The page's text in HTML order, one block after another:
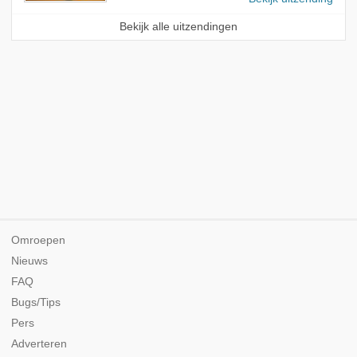
Bekijk alle uitzendingen
Omroepen
Nieuws
FAQ
Bugs/Tips
Pers
Adverteren